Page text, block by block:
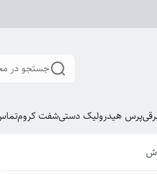
جستجو در
پرس هیدرولیک دستیشفت کروم